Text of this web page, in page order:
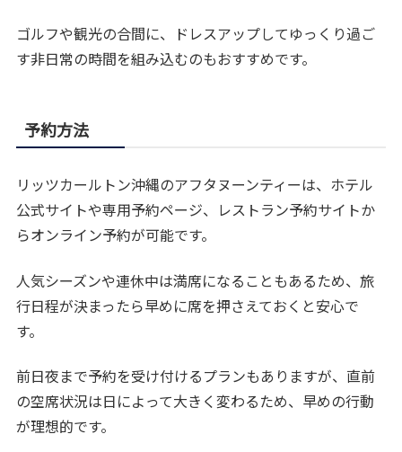
ゴルフや観光の合間に、ドレスアップしてゆっくり過ご
す非日常の時間を組み込むのもおすすめです。
予約方法
リッツカールトン沖縄のアフタヌーンティーは、ホテル
公式サイトや専用予約ページ、レストラン予約サイトか
らオンライン予約が可能です。
人気シーズンや連休中は満席になることもあるため、旅
行日程が決まったら早めに席を押さえておくと安心で
す。
前日夜まで予約を受け付けるプランもありますが、直前
の空席状況は日によって大きく変わるため、早めの行動
が理想的です。